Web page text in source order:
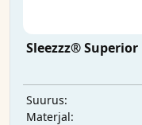
Sleezzz®
Suurus:
Materjal: